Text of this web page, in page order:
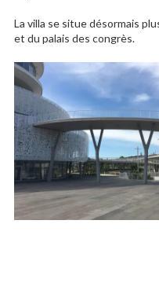
La villa se situe désormais
et du palais des congrès.